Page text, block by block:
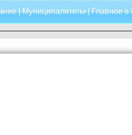
|Муниципалитеты|Главное в